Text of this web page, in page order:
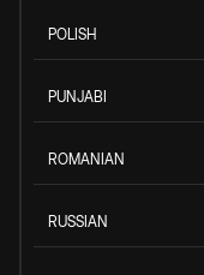
POLISH
PUNJABI
ROMANIAN
RUSSIAN